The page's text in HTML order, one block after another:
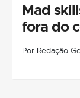
Mad
fora do
Por Redação